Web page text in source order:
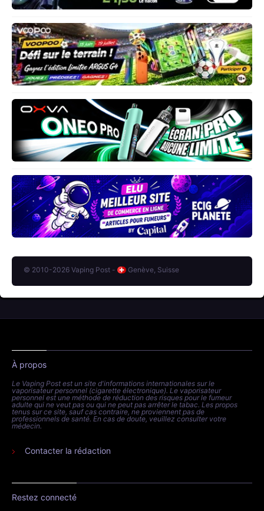
© 2010-2026 Vaping Post - Genève, Suisse
À propos
Le Vaping Post est un site d'informations internationales sur le
vaporisateur personnel (cigarette électronique). Le vaporisateur
personnel est une méthode de réduction des risques pour le fumeur
adulte qui ne veut pas ou qui ne peut pas arrêter le tabac. Les propos
tenus sur ce site, sauf cas contraire, ne proviennent pas de
professionnels de santé. En cas de doute, veuillez consulter votre
médecin.
Contacter la rédaction
Restez connecté